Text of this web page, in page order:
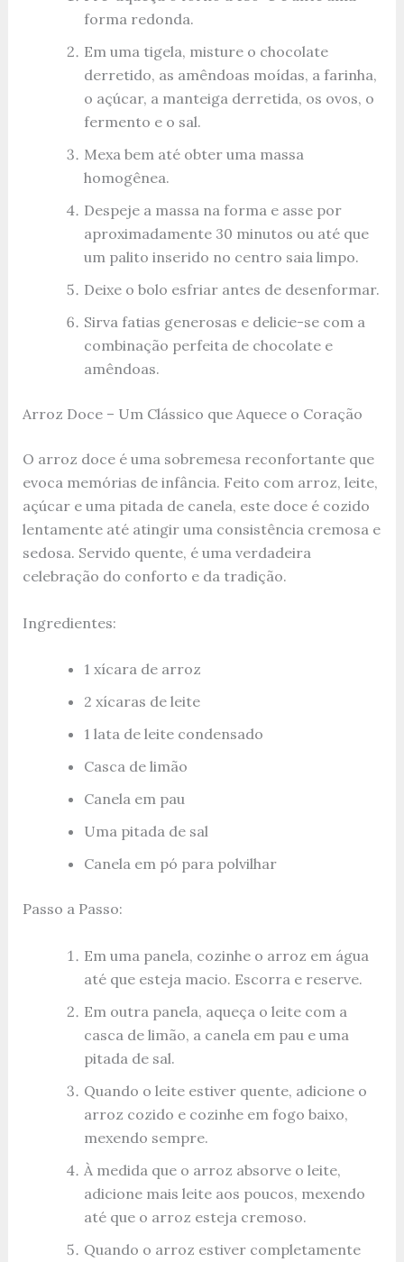
forma redonda.
Em uma tigela, misture o chocolate
derretido, as amêndoas moídas, a farinha,
o açúcar, a manteiga derretida, os ovos, o
fermento e o sal.
Mexa bem até obter uma massa
homogênea.
Despeje a massa na forma e asse por
aproximadamente 30 minutos ou até que
um palito inserido no centro saia limpo.
Deixe o bolo esfriar antes de desenformar.
Sirva fatias generosas e delicie-se com a
combinação perfeita de chocolate e
amêndoas.
Arroz Doce – Um Clássico que Aquece o Coração
O arroz doce é uma sobremesa reconfortante que
evoca memórias de infância. Feito com arroz, leite,
açúcar e uma pitada de canela, este doce é cozido
lentamente até atingir uma consistência cremosa e
sedosa. Servido quente, é uma verdadeira
celebração do conforto e da tradição.
Ingredientes:
1 xícara de arroz
2 xícaras de leite
1 lata de leite condensado
Casca de limão
Canela em pau
Uma pitada de sal
Canela em pó para polvilhar
Passo a Passo:
Em uma panela, cozinhe o arroz em água
até que esteja macio. Escorra e reserve.
Em outra panela, aqueça o leite com a
casca de limão, a canela em pau e uma
pitada de sal.
Quando o leite estiver quente, adicione o
arroz cozido e cozinhe em fogo baixo,
mexendo sempre.
À medida que o arroz absorve o leite,
adicione mais leite aos poucos, mexendo
até que o arroz esteja cremoso.
Quando o arroz estiver completamente